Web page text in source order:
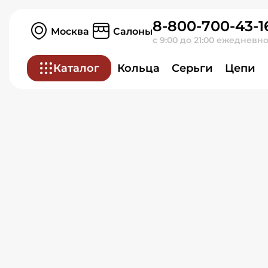
Москва Салоны8-800-700-43-
с 9:00 до 21:00
Каталог Кольца Серьги Цепи
Серьги из красного